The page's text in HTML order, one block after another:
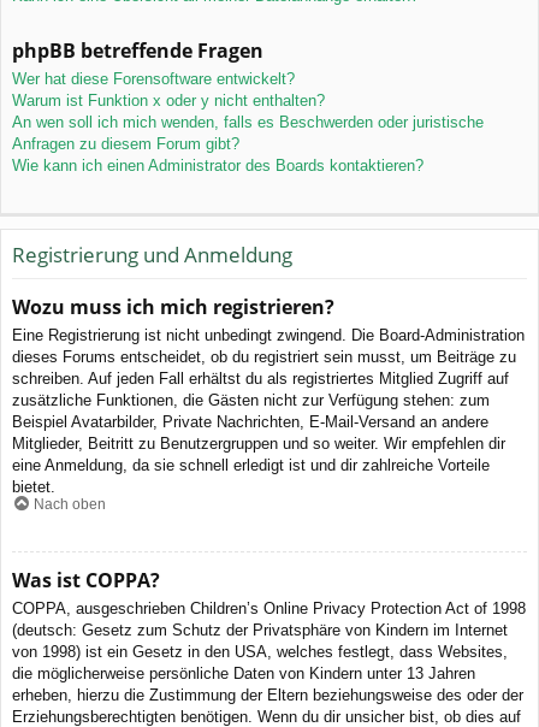
phpBB betreffende Fragen
Wer hat diese Forensoftware entwickelt?
Warum ist Funktion x oder y nicht enthalten?
An wen soll ich mich wenden, falls es Beschwerden oder juristische
Anfragen zu diesem Forum gibt?
Wie kann ich einen Administrator des Boards kontaktieren?
Registrierung und Anmeldung
Wozu muss ich mich registrieren?
Eine Registrierung ist nicht unbedingt zwingend. Die Board-Administration
dieses Forums entscheidet, ob du registriert sein musst, um Beiträge zu
schreiben. Auf jeden Fall erhältst du als registriertes Mitglied Zugriff auf
zusätzliche Funktionen, die Gästen nicht zur Verfügung stehen: zum
Beispiel Avatarbilder, Private Nachrichten, E-Mail-Versand an andere
Mitglieder, Beitritt zu Benutzergruppen und so weiter. Wir empfehlen dir
eine Anmeldung, da sie schnell erledigt ist und dir zahlreiche Vorteile
bietet.
Nach oben
Was ist COPPA?
COPPA, ausgeschrieben Children’s Online Privacy Protection Act of 1998
(deutsch: Gesetz zum Schutz der Privatsphäre von Kindern im Internet
von 1998) ist ein Gesetz in den USA, welches festlegt, dass Websites,
die möglicherweise persönliche Daten von Kindern unter 13 Jahren
erheben, hierzu die Zustimmung der Eltern beziehungsweise des oder der
Erziehungsberechtigten benötigen. Wenn du dir unsicher bist, ob dies auf